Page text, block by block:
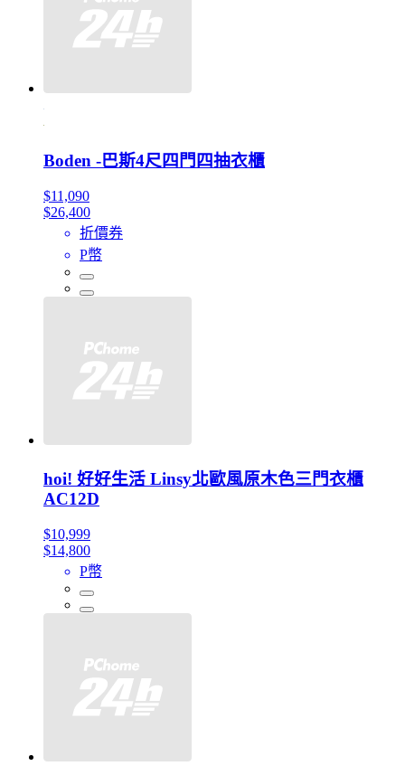
Boden -巴斯4尺四門四抽衣櫃
$11,090
$26,400
折價券
P幣
hoi! 好好生活 Linsy北歐風原木色三門衣櫃
AC12D
$10,999
$14,800
P幣